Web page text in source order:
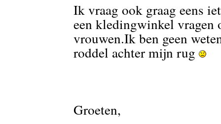
Ik vraag ook graag eens
een kledingwinkel
vrouwen.Ik ben geen
roddel achter mijn rug
Groeten,